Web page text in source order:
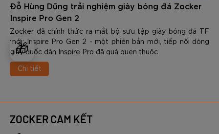
🎁
Đỗ Hùng Dũng trải nghiệm giày bóng đá Zocker
Inspire Pro Gen 2
Zocker đã chính thức ra mắt bộ sưu tập giày bóng đá TF
mới: Inspire Pro Gen 2 - một phiên bản mới, tiếp nối dòng
giày quốc dân Inspire Pro đã quá quen thuộc
Chi tiết
ZOCKER CAM KẾT